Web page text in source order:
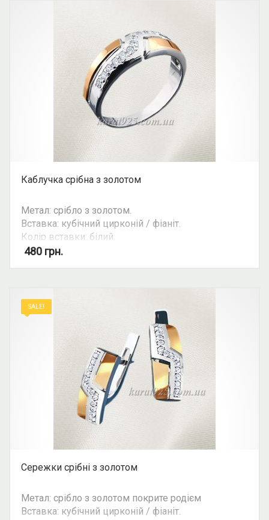
Каблучка срібна з золотом
Метал: срібло з золотом.
Вставка: кубічний цирконій / фіаніт.
Колір вставки: білий.
Вид: з росипом каміння.
480 грн.
SALE!
Сережки срібні з золотом
Метал: срібло з золотом покрите родієм
Вставка: кубічний цирконій / фіаніт.